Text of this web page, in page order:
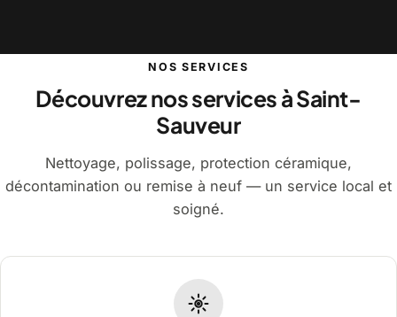
NOS SERVICES
Découvrez nos services à Saint-
Sauveur
Nettoyage, polissage, protection céramique,
décontamination ou remise à neuf — un service local et
soigné.